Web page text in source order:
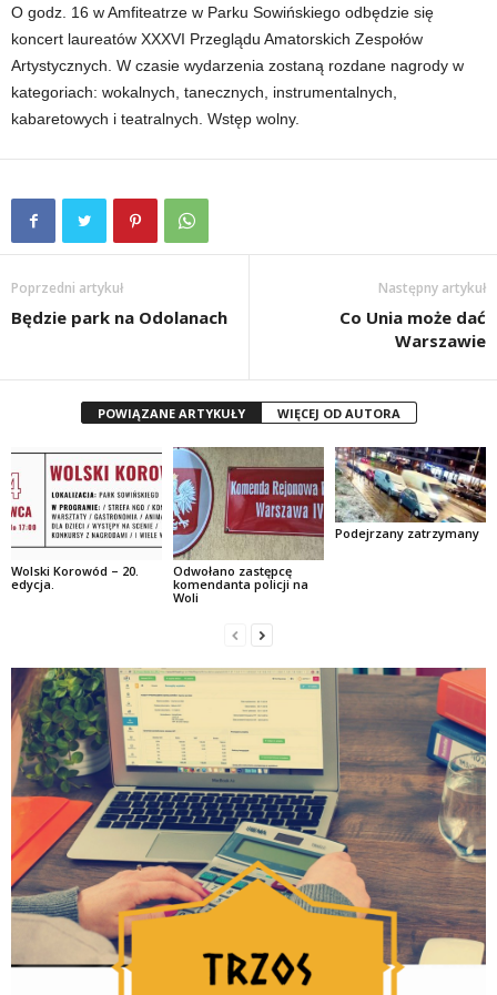
O godz. 16 w Amfiteatrze w Parku Sowińskiego odbędzie się
koncert laureatów XXXVI Przeglądu Amatorskich Zespołów
Artystycznych. W czasie wydarzenia zostaną rozdane nagrody w
kategoriach: wokalnych, tanecznych, instrumentalnych,
kabaretowych i teatralnych. Wstęp wolny.
Poprzedni artykuł
Będzie park na Odolanach
Następny artykuł
Co Unia może dać
Warszawie
POWIĄZANE ARTYKUŁY WIĘCEJ OD AUTORA
Wolski Korowód – 20.
edycja.
Odwołano zastępcę
komendanta policji na
Woli
Podejrzany zatrzymany